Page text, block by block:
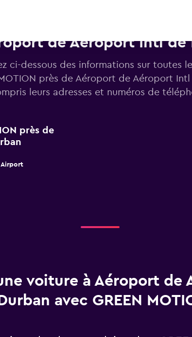
de Aéroport Intl de
ci-dessous des informations sur toutes
près de Aéroport de Aéroport
leurs adresses et numéros de
près de
voiture à Aéroport de
avec GREEN